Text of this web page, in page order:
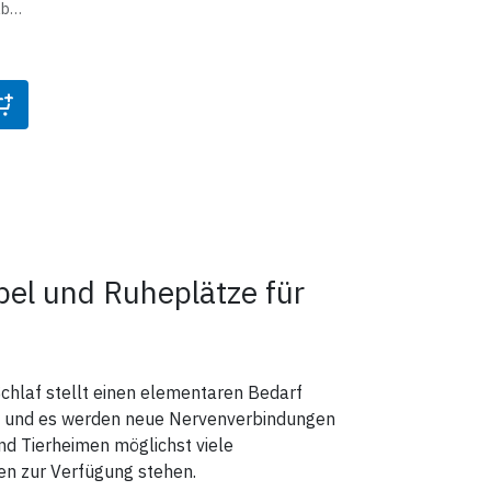
und Ruheplätze für
stellt einen elementaren Bedarf
es werden neue Nervenverbindungen
Tierheimen möglichst viele
zur Verfügung stehen.